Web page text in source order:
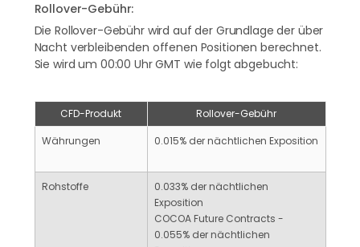
USD/DKK
USD/JPY
USD/NOK
USD/PLN
USD/SEK
Rollover-Gebühr:
Die Rollover-Gebühr wird auf der Grundlage der über
Nacht verbleibenden offenen Positionen berechnet.
Sie wird um 00:00 Uhr GMT wie folgt abgebucht:
CFD-Produkt
Rollover-Gebühr
Währungen
0.015% der nächtlichen Exposition
Rohstoffe
0.033% der nächtlichen
Exposition
COCOA Future Contracts -
0.055% der nächtlichen